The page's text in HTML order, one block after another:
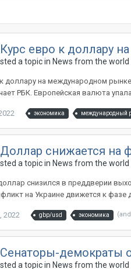
Курс евро к доллару
a topic in News from the
доллару на международном рынке
РБК. Европейская валюта
экономика международный
Доллар снижается на
a topic in News from the
снизился в преддверии
на Украине движется к фазе
2022 gbp/usd экономика
Сенаторы-демократы
a topic in News from the